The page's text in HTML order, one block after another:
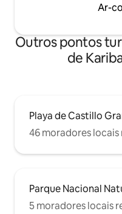
Ar-
Outros pontos
de
Playa de Castillo
46 moradores
Parque Nacional
5 moradores locais